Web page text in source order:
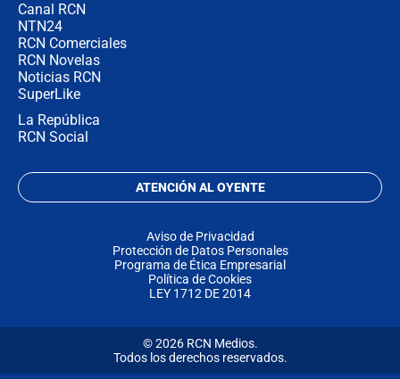
Canal RCN
NTN24
RCN Comerciales
RCN Novelas
Noticias RCN
SuperLike
La República
RCN Social
ATENCIÓN AL OYENTE
Aviso de Privacidad
Protección de Datos Personales
Programa de Ética Empresarial
Política de Cookies
LEY 1712 DE 2014
© 2026 RCN Medios.
Todos los derechos reservados.